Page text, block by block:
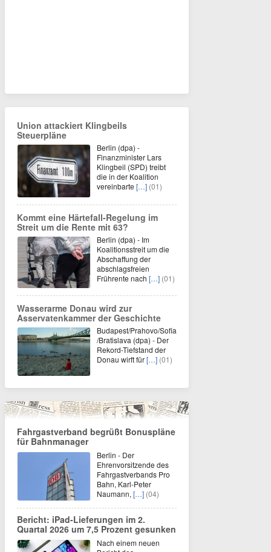
Union attackiert Klingbeils
Steuerpläne
Berlin (dpa) -
Finanzminister Lars
Klingbeil (SPD) treibt
die in der Koalition
vereinbarte […] (01)
Kommt eine Härtefall-Regelung im
Streit um die Rente mit 63?
Berlin (dpa) - Im
Koalitionsstreit um die
Abschaffung der
abschlagsfreien
Frührente nach […] (01)
Wasserarme Donau wird zur
Asservatenkammer der Geschichte
Budapest/Prahovo/Sofia
/Bratislava (dpa) - Der
Rekord-Tiefstand der
Donau wirft für[…] (01)
Fahrgastverband begrüßt Bonuspläne
für Bahnmanager
Berlin - Der
Ehrenvorsitzende des
Fahrgastverbands Pro
Bahn, Karl-Peter
Naumann, […] (04)
Bericht: iPad-Lieferungen im 2.
Quartal 2026 um 7,5 Prozent gesunken
Nach einem neuen